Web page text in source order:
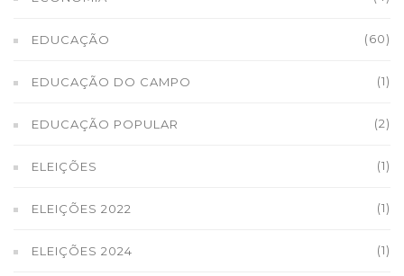
EDUCAÇÃO (60)
EDUCAÇÃO DO CAMPO (1)
EDUCAÇÃO POPULAR (2)
ELEIÇÕES (1)
ELEIÇÕES 2022 (1)
ELEIÇÕES 2024 (1)